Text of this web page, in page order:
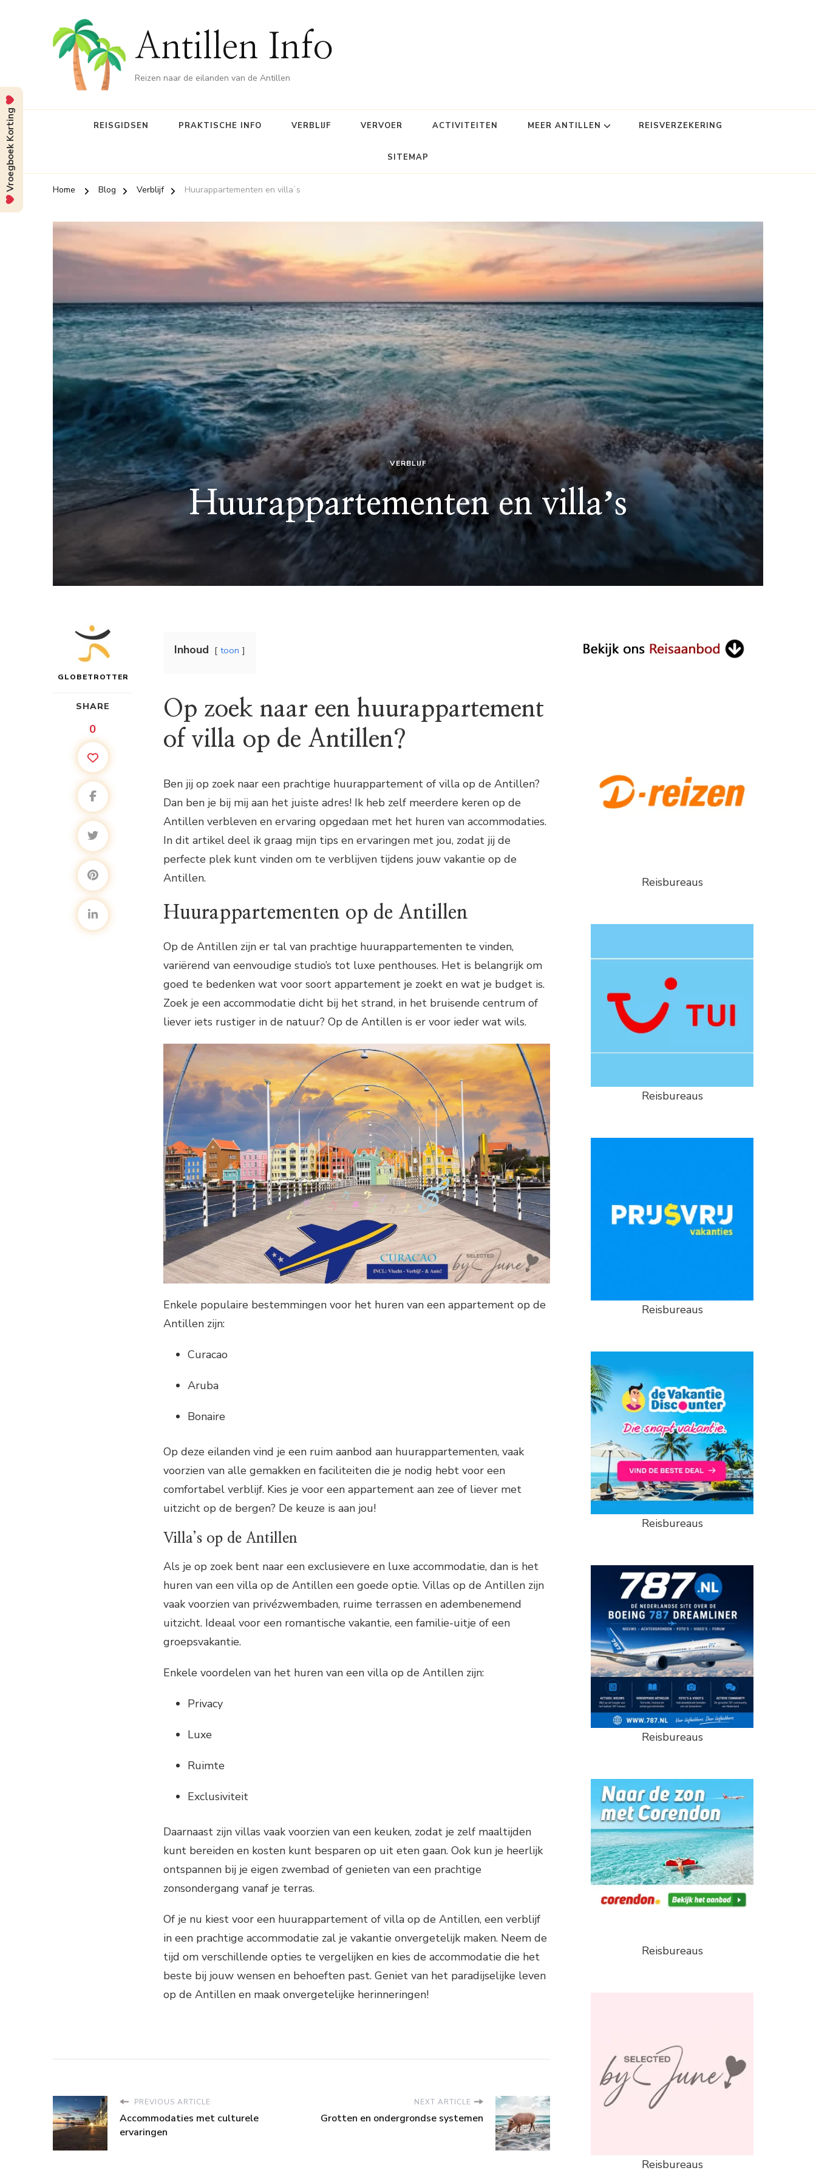
Antillen Info
Reizen naar de eilanden van de Antillen
REISGIDSEN PRAKTISCHE INFO VERBLIJF VERVOER ACTIVITEITEN MEER ANTILLEN REISVERZEKERING
SITEMAP
Home Blog Verblijf Huurappartementen en villaʼs
VERBLIJF
Huurappartementen en villaʼs
GLOBETROTTER
SHARE
0
Inhoud toon
Op zoek naar een huurappartement
of villa op de Antillen?
Ben jij op zoek naar een prachtige huurappartement of villa op de Antillen?
Dan ben je bij mij aan het juiste adres! Ik heb zelf meerdere keren op de
Antillen verbleven en ervaring opgedaan met het huren van accommodaties.
In dit artikel deel ik graag mijn tips en ervaringen met jou, zodat jij de
perfecte plek kunt vinden om te verblijven tijdens jouw vakantie op de
Antillen.
Huurappartementen op de Antillen
Op de Antillen zijn er tal van prachtige huurappartementen te vinden,
variërend van eenvoudige studio’s tot luxe penthouses. Het is belangrijk om
goed te bedenken wat voor soort appartement je zoekt en wat je budget is.
Zoek je een accommodatie dicht bij het strand, in het bruisende centrum of
liever iets rustiger in de natuur? Op de Antillen is er voor ieder wat wils.
Enkele populaire bestemmingen voor het huren van een appartement op de
Antillen zijn:
Curacao
Aruba
Bonaire
Op deze eilanden vind je een ruim aanbod aan huurappartementen, vaak
voorzien van alle gemakken en faciliteiten die je nodig hebt voor een
comfortabel verblijf. Kies je voor een appartement aan zee of liever met
uitzicht op de bergen? De keuze is aan jou!
Villa’s op de Antillen
Als je op zoek bent naar een exclusievere en luxe accommodatie, dan is het
huren van een villa op de Antillen een goede optie. Villas op de Antillen zijn
vaak voorzien van privézwembaden, ruime terrassen en adembenemend
uitzicht. Ideaal voor een romantische vakantie, een familie-uitje of een
groepsvakantie.
Enkele voordelen van het huren van een villa op de Antillen zijn:
Privacy
Luxe
Ruimte
Exclusiviteit
Daarnaast zijn villas vaak voorzien van een keuken, zodat je zelf maaltijden
kunt bereiden en kosten kunt besparen op uit eten gaan. Ook kun je heerlijk
ontspannen bij je eigen zwembad of genieten van een prachtige
zonsondergang vanaf je terras.
Of je nu kiest voor een huurappartement of villa op de Antillen, een verblijf
in een prachtige accommodatie zal je vakantie onvergetelijk maken. Neem de
tijd om verschillende opties te vergelijken en kies de accommodatie die het
beste bij jouw wensen en behoeften past. Geniet van het paradijselijke leven
op de Antillen en maak onvergetelijke herinneringen!
PREVIOUS ARTICLE
Accommodaties met culturele
ervaringen
NEXT ARTICLE
Grotten en ondergrondse systemen
Reisbureaus
Reisbureaus
Reisbureaus
Reisbureaus
Reisbureaus
Reisbureaus
Reisbureaus
Vroegboek Korting